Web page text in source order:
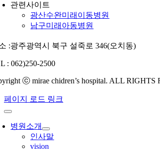
관련사이트
광산수완미래이동병원
남구미래아동병원
:광주광역시 북구 설죽로 346(오치동)
: 062)250-2500
ⓒ mirae chidren’s hospital. ALL RIGHTS
페이지 로드 링크
병원소개
인사말
vision